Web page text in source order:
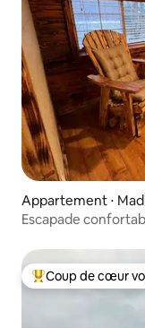
Appartement ⋅
Escapade
Coups de cœur
Coup de cœur